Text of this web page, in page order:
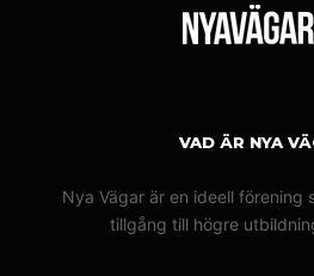
VAD ÄR NYA
Nya Vägar är en ideell förening
tillgång till högre